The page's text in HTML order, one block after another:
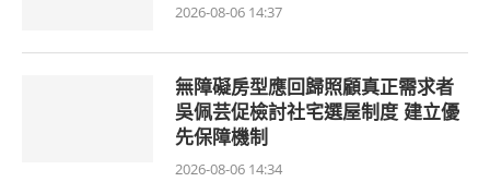
2026-08-06 14:37
無障礙房型應回歸照顧真正需求者
吳佩芸促檢討社宅選屋制度 建立優
先保障機制
2026-08-06 14:34